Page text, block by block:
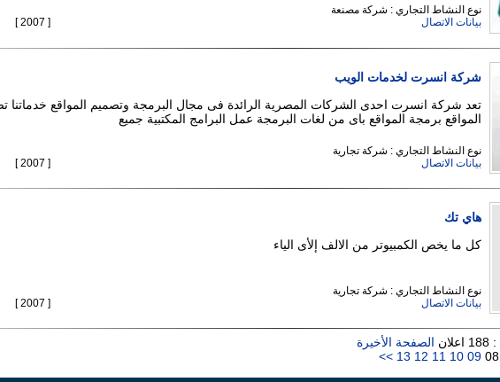
نوع النشاط التجاري : شركة مصنعة
بيانات الاتصال
[ 2007 ]
شركة انسرت لخدمات الويب
تعد شركة انسرت احدى الشركات المصرية الرائدة فى مجال البرمجة وتصميم المواقع خدماتنا
المواقع برمجة المواقع باى من لغات البرمجة عمل البرامج المكتبية جميع
نوع النشاط التجاري : شركة تجارية
بيانات الاتصال
[ 2007 ]
هاي تك
كل ما يخص الكمبيوتر من الالف إلأى الياء
نوع النشاط التجاري : شركة تجارية
بيانات الاتصال
[ 2007 ]
الصفحة الأخيرة
08
09
10
11
12
13
>>